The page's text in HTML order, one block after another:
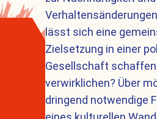
lässt sich eine
Zielsetzung in einer
Gesellschaft schaffen
verwirklichen? Über
dringend notwendige